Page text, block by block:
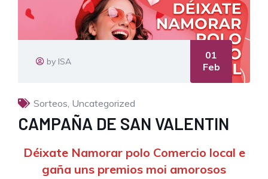
by ISA
01
Feb
Sorteos, Uncategorized
CAMPAÑA DE SAN VALENTIN
Déixate Namorar polo Comercio local e
gaña uns premios moi amorosos